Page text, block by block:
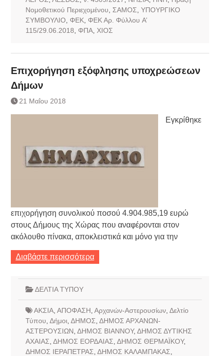
Νομοθετικού Περιεχομένου
ΣΑΜΟΣ ΥΠΟΥΡΓΙΚΟ
ΣΥΜΒΟΥΛΙΟ
ΦΕΚ, ΦΕΚ Αρ. Φύλλου A’
115/29.06.2018
ΦΠΑ, ΧΙΟΣ
Επιχορήγηση εξόφλησης υποχρεώσεων
Δήμων
21 Μαΐου 2018
Εγκρίθηκε
επιχορήγηση συνολικού ποσού 4.904.985,19 ευρώ
στους Δήμους της Χώρας που αναφέρονται στον
ακόλουθο πίνακα, αποκλειστικά και μόνο για την
Διαβάστε περισσότερα
ΔΕΛΤΙΑ ΤΥΠΟΥ
ΑΚΣΙΑ, ΑΠΟΦΑΣΗ Αρχανών-Αστερουσίων, Δελτίο
Τύπου Δήμοι, ΔΗΜΟΣ ΔΗΜΟΣ ΑΡΧΑΝΩΝ-
ΑΣΤΕΡΟΥΣΙΩΝ ΔΗΜΟΣ ΒΙΑΝΝΟΥ, ΔΗΜΟΣ ΔΥΤΙΚΗΣ
ΑΧΑΙΑΣ ΔΗΜΟΣ ΕΟΡΔΑΙΑΣ ΔΗΜΟΣ ΘΕΡΜΑΪΚΟΥ,
ΔΗΜΟΣ ΙΕΡΑΠΕΤΡΑΣ ΔΗΜΟΣ ΚΑΛΑΜΠΑΚΑΣ